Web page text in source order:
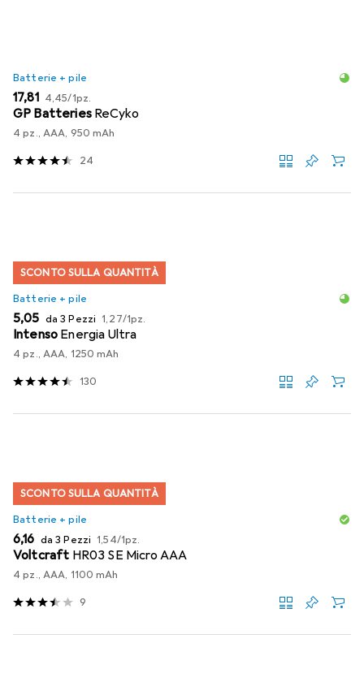
Batterie + pile
EUR
17,81 EUR
4,45/1pz.
GP Batteries ReCyko
4 pz., AAA, 950 mAh
24
SCONTO SULLA QUANTITÀ
Batterie + pile
EUR
5,05 da 3 Pezzi EUR
1,27/1pz.
Intenso Energia Ultra
4 pz., AAA, 1250 mAh
130
SCONTO SULLA QUANTITÀ
Batterie + pile
EUR
6,16 da 3 Pezzi EUR
1,54/1pz.
Voltcraft HR03 SE Micro AAA
4 pz., AAA, 1100 mAh
9